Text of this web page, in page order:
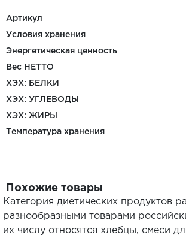
Артикул
Условия хранения
Энергетическая ценность
Вес НЕТТО
ХЭХ: БЕЛКИ
ХЭХ: УГЛЕВОДЫ
ХЭХ: ЖИРЫ
Температура хранения
Похожие товары
Категория диетических продуктов
разнообразными товарами
их числу относятся хлебцы, смеси